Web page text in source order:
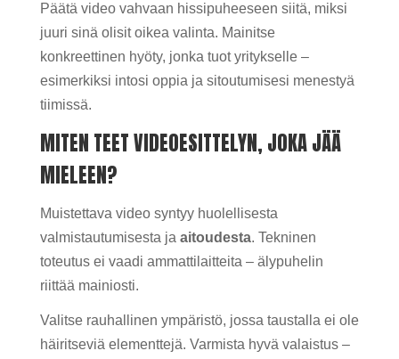
Päätä video vahvaan hissipuheeseen siitä, miksi
juuri sinä olisit oikea valinta. Mainitse
konkreettinen hyöty, jonka tuot yritykselle –
esimerkiksi intosi oppia ja sitoutumisesi menestyä
tiimissä.
MITEN TEET VIDEOESITTELYN, JOKA JÄÄ
MIELEEN?
Muistettava video syntyy huolellisesta
valmistautumisesta ja aitoudesta. Tekninen
toteutus ei vaadi ammattilaitteita – älypuhelin
riittää mainiosti.
Valitse rauhallinen ympäristö, jossa taustalla ei ole
häiritseviä elementtejä. Varmista hyvä valaistus –